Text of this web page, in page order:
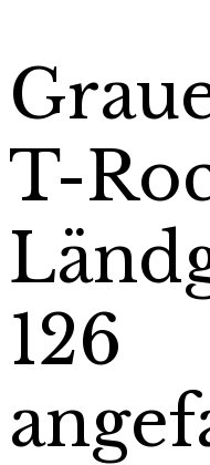
T-
126